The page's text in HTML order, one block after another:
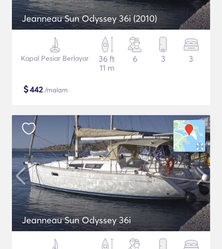
Jeanneau Sun Odyssey 36i (2010)
Kapal Pesiar Berlayar
36 ft
11 m
6 3 3
$442/malam
Jeanneau Sun Odyssey 36i